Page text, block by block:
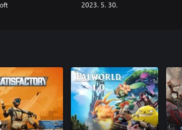
임무를 완수하면 레벨이 올라가고 더 똑똑하고 강해지고
명령을 할당하여 지루한 작업을 맡기고 해당 기술을 기
니다. 채굴을 잠시 멈추고 지하 외계인 둥지를 파괴하고
!
들이 뿔뿔이 흩어졌을지라도 이 사실을 명심하세요.
2023. 5. 30.